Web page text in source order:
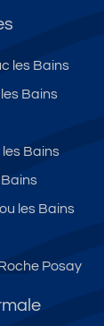
les Bains
Bains
Bains
les Bains
Posay